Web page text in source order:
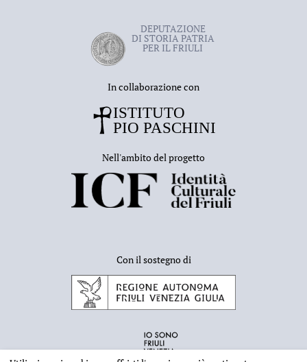
DEPUTAZIONE
DI STORIA PATRIA
PER IL FRIULI
In collaborazione con
Nell'ambito del progetto
Con il sostegno di